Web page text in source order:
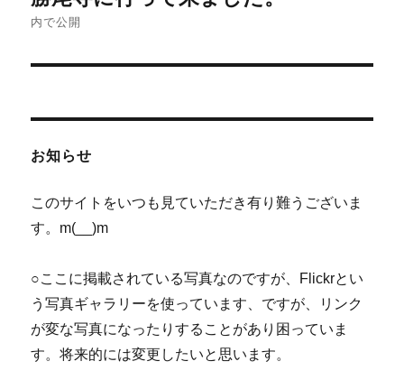
稿
ゲ
ー
シ
ョ
ン
内で公開
お知らせ
このサイトをいつも見ていただき有り難うございま
す。m(__)m
○ここに掲載されている写真なのですが、Flickrとい
う写真ギャラリーを使っています、ですが、リンク
が変な写真になったりすることがあり困っていま
す。将来的には変更したいと思います。